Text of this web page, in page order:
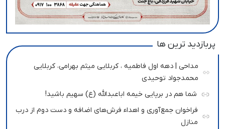
پربازدید ترین ها
مداحی | دهه اول فاطمیه ، کربلایی میثم بهرامی، کربلایی
محمدجواد توحیدی
شما هم در برپایی خیمه اباعبدالله (ع) سهیم باشید!
فراخوان جمع‌آوری و اهداء فرش‌های اضافه و دست دوم از درب
منازل